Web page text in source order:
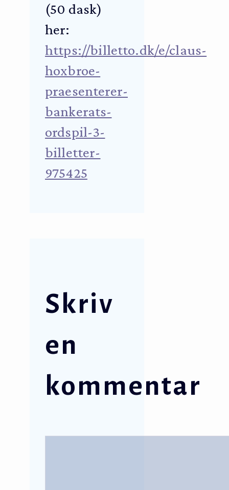
(50 dask)
her:
https://billetto.dk/e/claus-
hoxbroe-
praesenterer-
bankerats-
ordspil-3-
billetter-
975425
Skriv
en
kommentar